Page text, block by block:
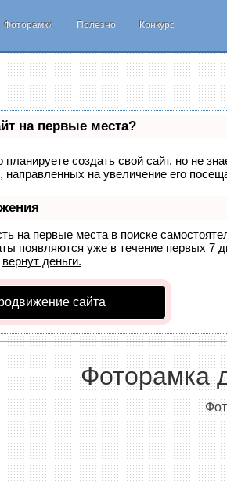
Фоторамки Полезно Конкурс
на первые места?
создать свой сайт, но не
направленных на увеличение его
на первые места в поиске
появляются уже в течение первых 7
вернут деньги.
сайта
Фоторамка